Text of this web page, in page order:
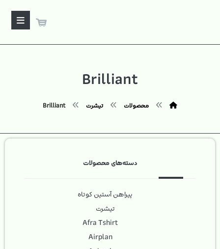
Brilliant
محصولات تیشرت Brilliant
دسته‌های محصولات
پیراهن آستین کوتاه
تیشرت
Afra Tshirt
Airplan